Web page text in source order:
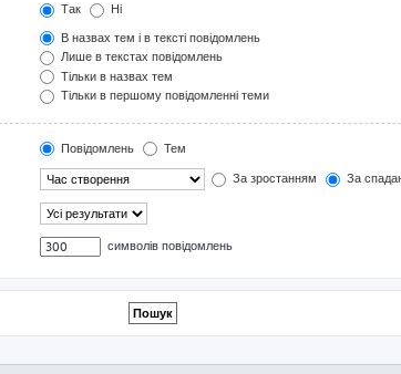
Так
Ні
В назвах тем і в тексті повідомлень
Лише в текстах повідомлень
Тільки в назвах тем
Тільки в першому повідомленні теми
Повідомлень
Тем
За зростанням За
символів повідомлень